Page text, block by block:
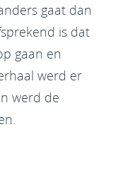
gaat dan
is dat
gaan en
werd er
werd de